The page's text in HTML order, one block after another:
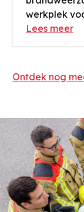
werkplek
Lees meer
Ontdek nog